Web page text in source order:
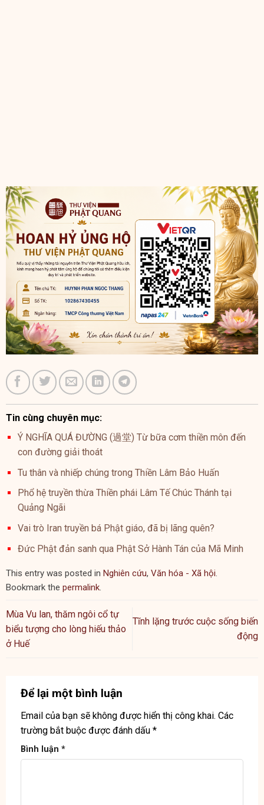
Tin cùng chuyên mục:
Ý NGHĨA QUÁ ĐƯỜNG (過堂) Từ bữa cơm thiền môn đến
con đường giải thoát
Tu thân và nhiếp chúng trong Thiền Lâm Bảo Huấn
Phổ hệ truyền thừa Thiền phái Lâm Tế Chúc Thánh tại
Quảng Ngãi
Vai trò Iran truyền bá Phật giáo, đã bị lãng quên?
Đức Phật đản sanh qua Phật Sở Hành Tán của Mã Minh
This entry was posted in Nghiên cứu, Văn hóa - Xã hội.
Bookmark the permalink.
Mùa Vu lan, thăm ngôi cổ tự
biểu tượng cho lòng hiếu thảo
ở Huế
Tĩnh lặng trước cuộc sống biến
động
Để lại một bình luận
Email của bạn sẽ không được hiển thị công khai. Các
trường bắt buộc được đánh dấu *
Bình luận *